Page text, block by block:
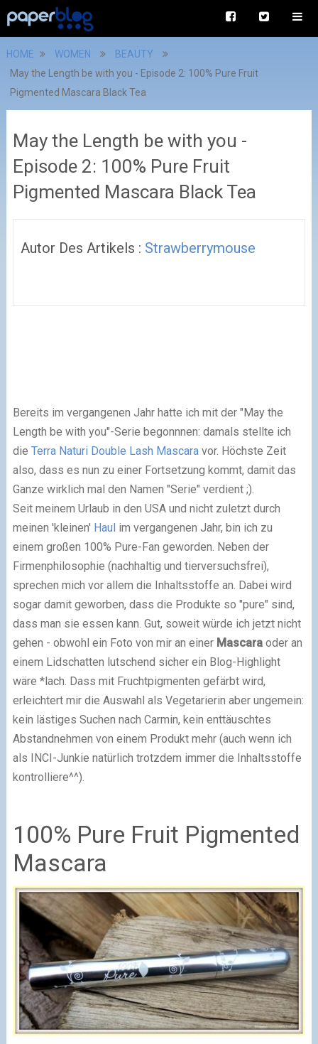
HOME WOMEN
BEAUTY
May the Length be with you - Episode 2: 100% Pure Fruit
Pigmented Mascara Black Tea
May the Length be with you -
Episode 2: 100% Pure Fruit
Pigmented Mascara Black Tea
Autor Des Artikels : Strawberrymouse
Bereits im vergangenen Jahr hatte ich mit der "May the
Length be with you"-Serie begonnnen: damals stellte ich
die Terra Naturi Double Lash Mascaravor. Höchste Zeit
also, dass es nun zu einer Fortsetzung kommt, damit das
Ganze wirklich mal den Namen "Serie" verdient ;).
Seit meinem Urlaub in den USA und nicht zuletzt durch
meinen 'kleinen' Haulim vergangenen Jahr, bin ich zu
einem großen 100% Pure-Fan geworden. Neben der
Firmenphilosophie (nachhaltig und tierversuchsfrei),
sprechen mich vor allem die Inhaltsstoffe an. Dabei wird
sogar damit geworben, dass die Produkte so "pure" sind,
dass man sie essen kann. Gut, soweit würde ich jetzt nicht
gehen - obwohl ein Foto von mir an einer Mascaraoder an
einem Lidschatten lutschend sicher ein Blog-Highlight
wäre *lach. Dass mit Fruchtpigmenten gefärbt wird,
erleichtert mir die Auswahl als Vegetarierin aber ungemein:
kein lästiges Suchen nach Carmin, kein enttäuschtes
Abstandnehmen von einem Produkt mehr (auch wenn ich
als INCI-Junkie natürlich trotzdem immer die Inhaltsstoffe
kontrolliere^^).
100% Pure Fruit Pigmented
Mascara